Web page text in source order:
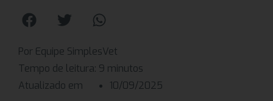
Por Equipe SimplesVet
Tempo de leitura: 9 minutos
Atualizado em
10/09/2025